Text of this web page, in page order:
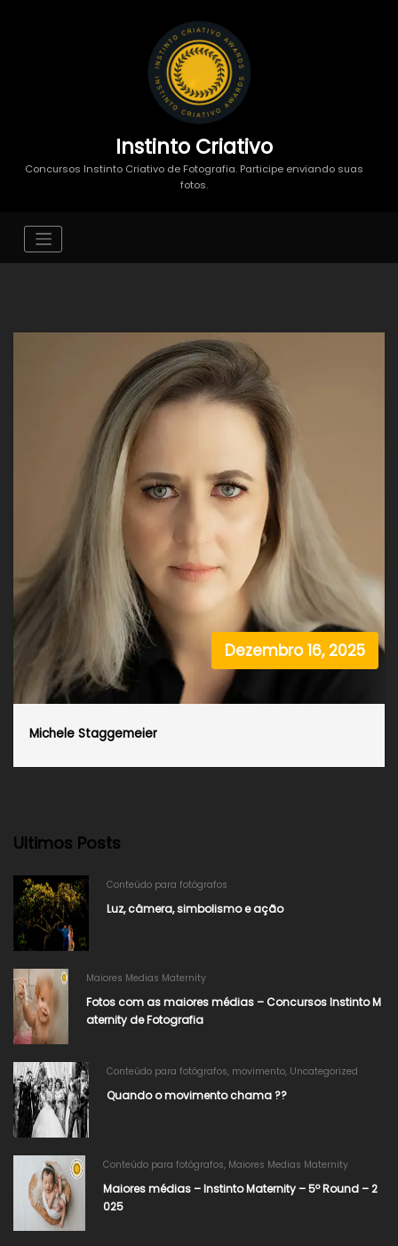
Instinto Criativo
Concursos Instinto Criativo de Fotografia. Participe enviando suas
fotos.
Dezembro 16, 2025
Michele Staggemeier
Ultimos Posts
Conteúdo para fotógrafos
Luz, câmera, simbolismo e ação
Maiores Medias Maternity
Fotos com as maiores médias – Concursos Instinto M
aternity de Fotografia
Conteúdo para fotógrafos, movimento, Uncategorized
Quando o movimento chama ??
Conteúdo para fotógrafos, Maiores Medias Maternity
Maiores médias – Instinto Maternity – 5º Round – 2
025